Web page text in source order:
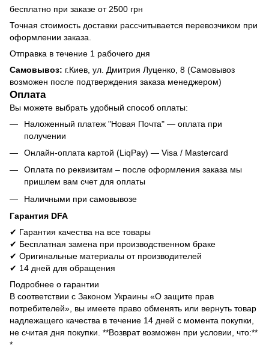
бесплатно при заказе от 2500 грн
Точная стоимость доставки рассчитывается перевозчиком при
оформлении заказа.
Отправка в течение 1 рабочего дня
Самовывоз: г.Киев, ул. Дмитрия Луценко, 8 (Самовывоз
возможен после подтверждения заказа менеджером)
Оплата
Вы можете выбрать удобный способ оплаты:
Наложенный платеж "Новая Почта" — оплата при
получении
Онлайн-оплата картой (LiqPay) — Visa / Mastercard
Оплата по реквизитам – после оформления заказа мы
пришлем вам счет для оплаты
Наличными при самовывозе
Гарантия DFA
✔ Гарантия качества на все товары
✔ Бесплатная замена при производственном браке
✔ Оригинальные материалы от производителей
✔ 14 дней для обращения
Подробнее о гарантии
В соответствии с Законом Украины «О защите прав
потребителей», вы имеете право обменять или вернуть товар
надлежащего качества в течение 14 дней с момента покупки,
не считая дня покупки. **Возврат возможен при условии, что:**
*